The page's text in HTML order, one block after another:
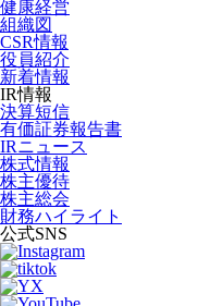
健康経営
組織図
CSR情報
役員紹介
新着情報
IR情報
決算短信
有価証券報告書
IRニュース
株式情報
株主優待
株主総会
財務ハイライト
公式SNS